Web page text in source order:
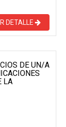
DETALLE
DE UN/A
LA